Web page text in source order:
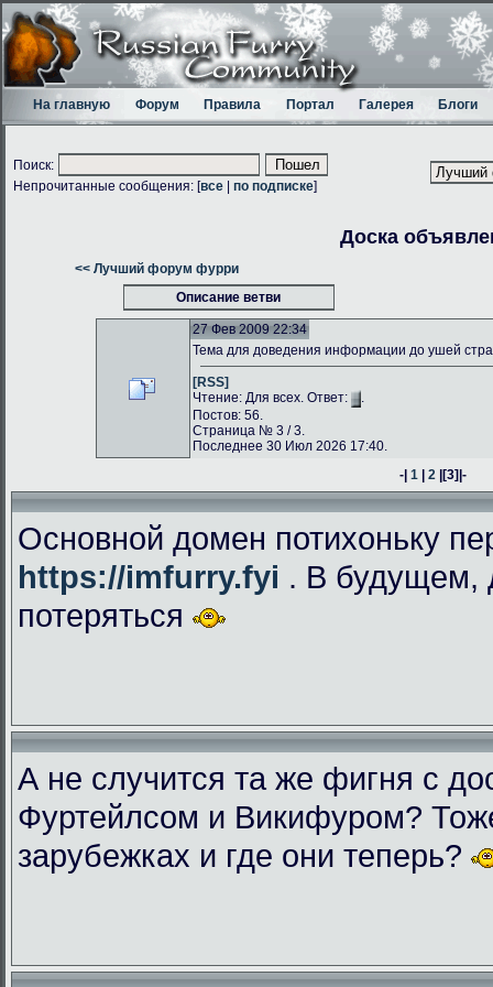
На главную Форум Правила Портал Галерея Блоги
Поиск:
Непрочитанные сообщения: [все по подписке]
Доска
<< Лучший форум фурри
Описание ветви
27 Фев 2009 22:34
Тема для доведения информации до ушей
[RSS]
Чтение: Для всех. Ответ:
.
Постов: 56.
Страница № 3 / 3.
Последнее 30 Июл 2026 17:40.
-|1 |2 |[3]|-
Основной домен потихоньку
https://imfurry.fyi . В будущем,
потеряться
А не случится та же фигня с
Фуртейлсом и Викифуром?
зарубежках и где они теперь?